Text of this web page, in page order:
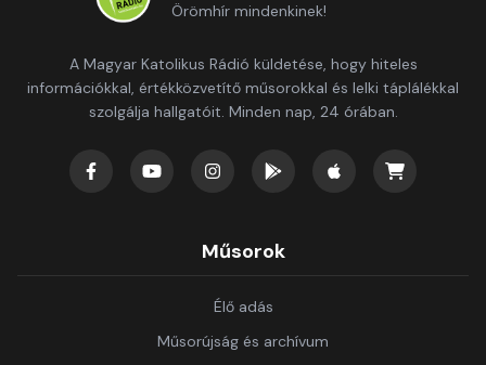
Örömhír mindenkinek!
A Magyar Katolikus Rádió küldetése, hogy hiteles
információkkal, értékközvetítő műsorokkal és lelki táplálékkal
szolgálja hallgatóit. Minden nap, 24 órában.
Műsorok
Élő adás
Műsorújság és archívum